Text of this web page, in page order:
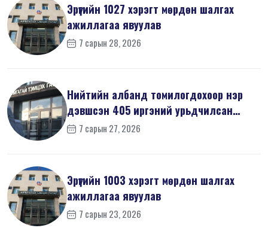
Эрүүгийн 1027 хэрэгт мөрдөн шалгах
ажиллагаа явуулав
7 сарын 28, 2026
Нийтийн албанд томилогдохоор нэр
дэвшсэн 405 иргэний урьдчилсан
мэдүүл...
7 сарын 27, 2026
Эрүүгийн 1003 хэрэгт мөрдөн шалгах
ажиллагаа явуулав
7 сарын 23, 2026